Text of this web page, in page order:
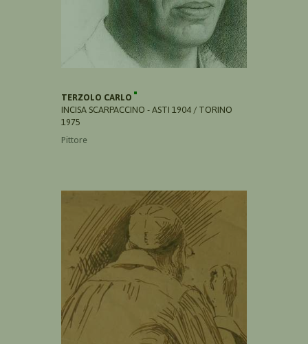
TERZOLO CARLO
INCISA SCARPACCINO - ASTI 1904 / TORINO
1975
Pittore